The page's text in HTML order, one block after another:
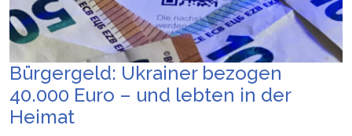
Bürgergeld: Ukrainer bezogen
40.000 Euro – und lebten in der
Heimat